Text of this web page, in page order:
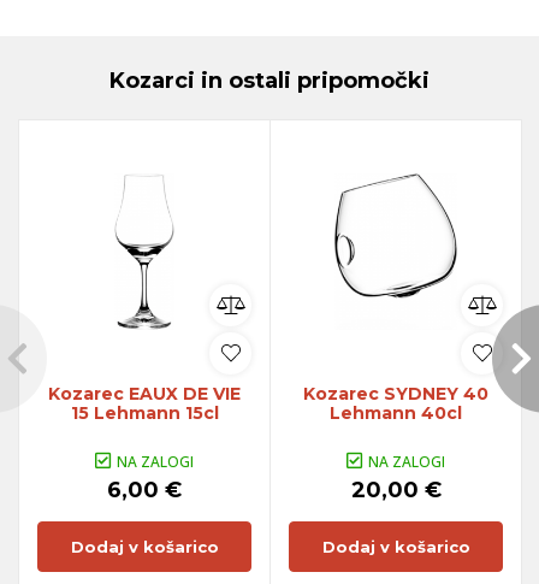
Kozarci in ostali pripomočki
Kozarec EAUX DE VIE
15 Lehmann 15cl
NA ZALOGI
6,00 €
Dodaj v košarico
Kozarec SYDNEY 40
Lehmann 40cl
NA ZALOGI
20,00 €
Dodaj v košarico